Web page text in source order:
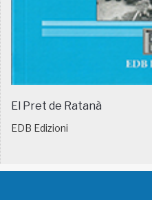
El Pret de Ratanà
EDB Edizioni